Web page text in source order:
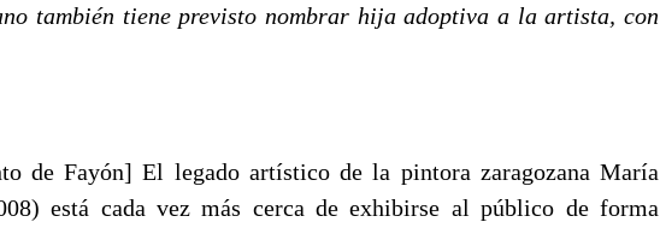
también tiene previsto nombrar hija adoptiva a la artista, con
de Fayón] El legado artístico de la pintora zaragozana María
está cada vez más cerca de exhibirse al público de forma